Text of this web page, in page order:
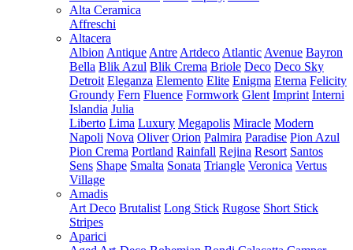
Alta Ceramica
Affreschi
Altacera
Albion Antique Antre Artdeco Atlantic Avenue Bayron
Bella Blik Azul Blik Crema Briole Deco Deco Sky
Detroit Eleganza Elemento Elite Enigma Eterna Felicity
Groundy Fern Fluence Formwork Glent Imprint Interni
Islandia Julia
Liberto Lima Luxury Megapolis Miracle Modern
Napoli Nova Oliver Orion Palmira Paradise Pion Azul
Pion Crema Portland Rainfall Rejina Resort Santos
Sens Shape Smalta Sonata Triangle Veronica Vertus
Village
Amadis
Art Deco Brutalist Long Stick Rugose Short Stick
Stripes
Aparici